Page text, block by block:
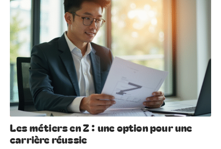
Les métiers en Z : une option pour une
carrière réussie